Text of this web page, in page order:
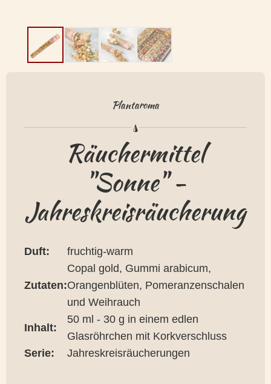
Plantaroma
Räuchermittel
"Sonne" -
Jahreskreisräucherung
Duft: fruchtig-warm
Zutaten:
Copal gold, Gummi arabicum,
Orangenblüten, Pomeranzenschalen
und Weihrauch
Inhalt:
50 ml - 30 g in einem edlen
Glasröhrchen mit Korkverschluss
Serie:
Jahreskreisräucherungen